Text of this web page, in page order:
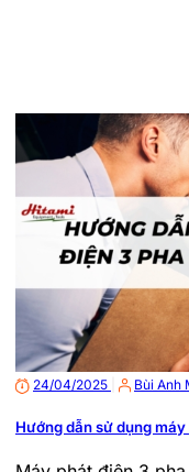
24/04/2025 Bùi Anh
Hướng dẫn sử dụng